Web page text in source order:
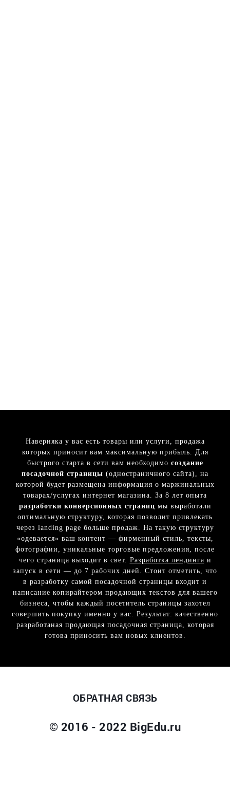
Наверняка у вас есть товары или услуги, продажа
которых приносит вам максимальную прибыль. Для
быстрого старта в сети вам необходимо создание
посадочной страницы (одностраничного сайта), на
которой будет размещена информация о маржинальных
товарах/услугах интернет магазина. За 8 лет опыта
разработки конверсионных страниц мы выработали
оптимальную структуру, которая позволит привлекать
через landing page больше продаж. На такую структуру
«одевается» ваш контент — фирменный стиль, тексты,
фотографии, уникальные торговые предложения, после
чего страница выходит в свет. Разработка лендинга и
запуск в сети — до 7 рабочих дней. Стоит отметить, что
в разработку самой посадочной страницы входит и
написание копирайтером продающих текстов для вашего
бизнеса, чтобы каждый посетитель страницы захотел
совершить покупку именно у вас. Результат: качественно
разработаная продающая посадочная страница, которая
готова приносить вам новых клиентов.
ОБРАТНАЯ СВЯЗЬ
© 2016 - 2022 BigEdu.ru